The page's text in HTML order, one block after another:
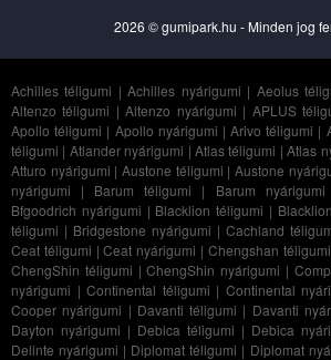
2026 © gumipark.hu - Minden jog
Achilles téligumi |Achilles nyárigumi | Aeolus
Altenzo téligumi |Altenzo nyárigumi | APLUS
Apollo téligumi | Apollo nyárigumi |Arivo téligumi |
téligumi | Atlander nyárigumi | Atlas téligumi |Atlas
Atturo nyárigumi |Austone téligumi |Austone
nyárigumi | Barum téligumi | Barum nyárigumi
Bfgoodrich nyárigumi | Blacklion téligumi |
téligumi | Bridgestone nyárigumi | Cachland
Ceat téligumi |Ceat nyárigumi | Chengshan téligumi
ChengShin téligumi |ChengShin nyárigumi |
nyárigumi | Continental téligumi | Continental
Cooper nyárigumi | Davanti téligumi | Davanti
Dayton nyárigumi | Debica téligumi | Debica
Delinte nyárigumi | Diplomat téligumi | Diplomat